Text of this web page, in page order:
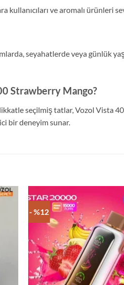
kullanıcıları ve aromalı ürünleri
seyahatlerde veya günlük
Strawberry Mango?
seçilmiş tatlar, Vozol Vista
bir deneyim sunar.
- %12